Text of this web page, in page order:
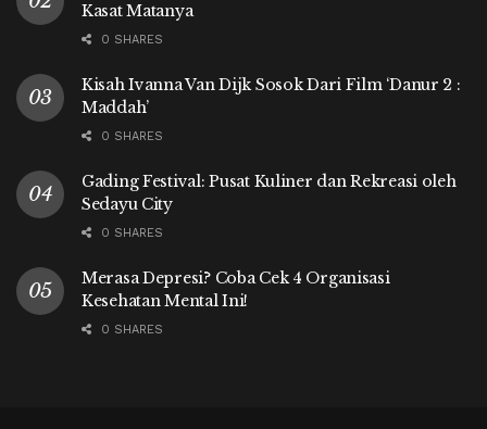
Kasat Matanya
0 SHARES
Kisah Ivanna Van Dijk Sosok Dari Film ‘Danur 2 :
Maddah’
0 SHARES
Gading Festival: Pusat Kuliner dan Rekreasi oleh
Sedayu City
0 SHARES
Merasa Depresi? Coba Cek 4 Organisasi
Kesehatan Mental Ini!
0 SHARES